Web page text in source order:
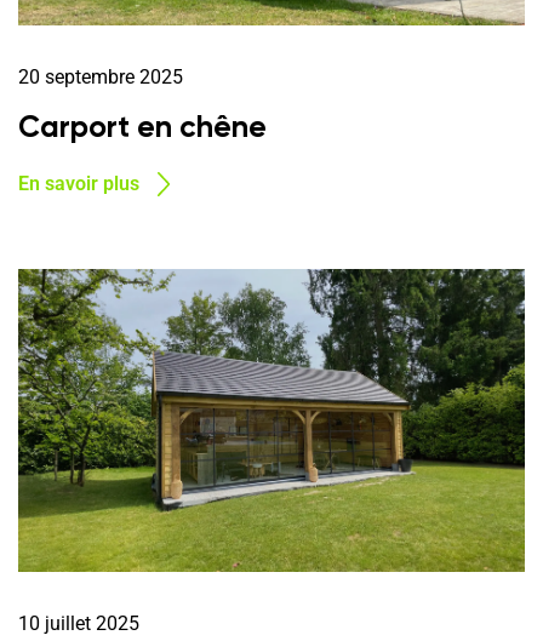
20 septembre 2025
Carport en chêne
En savoir plus
10 juillet 2025